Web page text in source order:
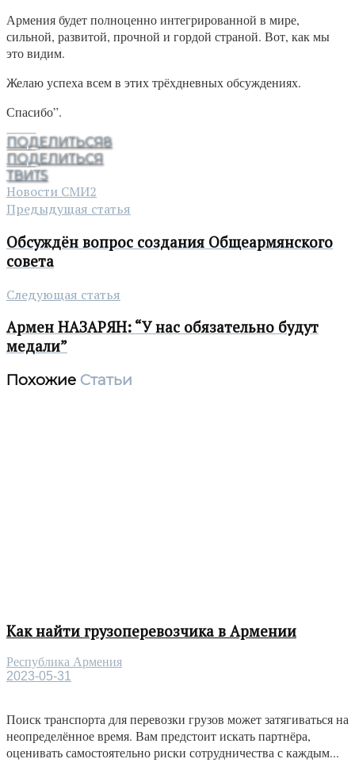
Армения будет полноценно интегрированной в мире,
сильной, развитой, прочной и гордой страной. Вот, как мы
это видим.
Желаю успеха всем в этих трёхдневных обсуждениях.
Спасибо”.
ПОДЕЛИТЬСЯ8
ПОДЕЛИТЬСЯ
ТВИТ5
Новости СМИ2
Предыдущая статья
Обсуждён вопрос создания Общеармянского
совета
Следующая статья
Армен НАЗАРЯН: “У нас обязательно будут
медали”
Похожие Статьи
Как найти грузоперевозчика в Армении
Республика Армения
2023-05-31
Поиск транспорта для перевозки грузов может затягиваться на
неопределённое время. Вам предстоит искать партнёра,
оценивать самостоятельно риски сотрудничества с каждым...